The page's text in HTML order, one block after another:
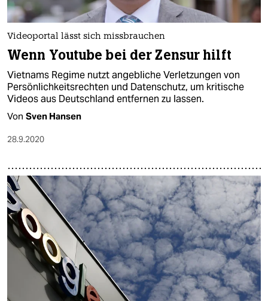
Videoportal lässt sich missbrauchen
Wenn Youtube bei der Zensur hilft
Vietnams Regime nutzt angebliche Verletzungen von
Persönlichkeitsrechten und Datenschutz, um kritische
Videos aus Deutschland entfernen zu lassen.
Von Sven Hansen
28.9.2020